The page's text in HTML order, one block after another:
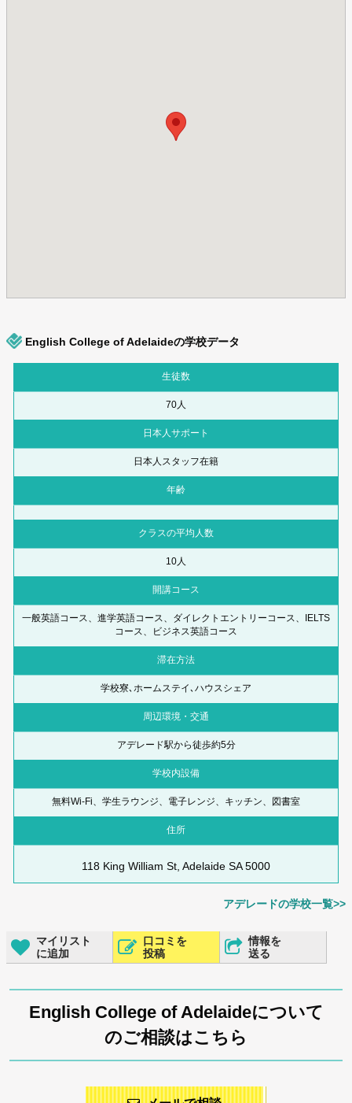
English College of Adelaideの学校データ
生徒数
70人
日本人サポート
日本人スタッフ在籍
年齢
クラスの平均人数
10人
開講コース
一般英語コース、進学英語コース、ダイレクトエントリーコース、IELTS
コース、ビジネス英語コース
滞在方法
学校寮､ホームステイ､ハウスシェア
周辺環境・交通
アデレード駅から徒歩約5分
学校内設備
無料Wi-Fi、学生ラウンジ、電子レンジ、キッチン、図書室
住所
118 King William St, Adelaide SA 5000
アデレードの学校一覧>>
マイリスト
に追加
口コミを
投稿
情報を
送る
English College of Adelaideについて
のご相談はこちら